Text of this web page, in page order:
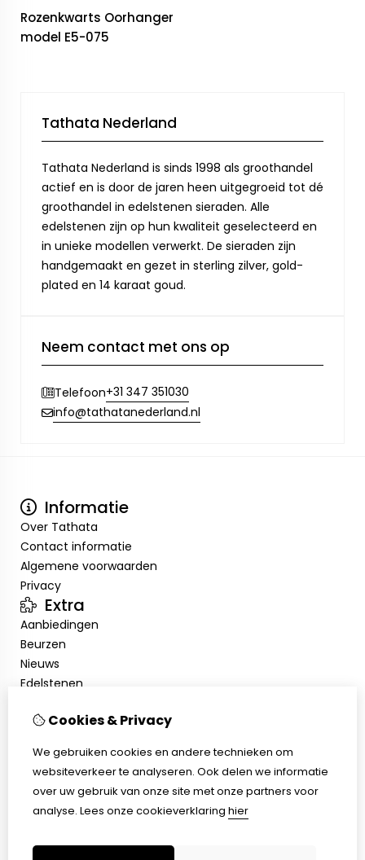
Rozenkwarts Oorhanger
model E5-075
Tathata Nederland
Tathata Nederland is sinds 1998 als groothandel
actief en is door de jaren heen uitgegroeid tot dé
groothandel in edelstenen sieraden. Alle
edelstenen zijn op hun kwaliteit geselecteerd en
in unieke modellen verwerkt. De sieraden zijn
handgemaakt en gezet in sterling zilver, gold-
plated en 14 karaat goud.
Neem contact met ons op
Telefoon+31 347 351030
info@tathatanederland.nl
Informatie
Over Tathata
Contact informatie
Algemene voorwaarden
Privacy
Extra
Aanbiedingen
Beurzen
Nieuws
Edelstenen
Mijn account
Bestelhistorie
Klantenservice
Contact
Cookies & Privacy
We gebruiken cookies en andere technieken om
websiteverkeer te analyseren. Ook delen we informatie
over uw gebruik van onze site met onze partners voor
analyse. Lees onze cookieverklaring hier